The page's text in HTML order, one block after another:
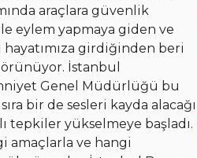
araçlara güvenlik
eylem yapmaya giden ve
girdiğinden beri
İstanbul
Genel Müdürlüğü bu
bir de sesleri kayda alacağı
tepkiler yükselmeye başladı.
amaçlarla ve hangi